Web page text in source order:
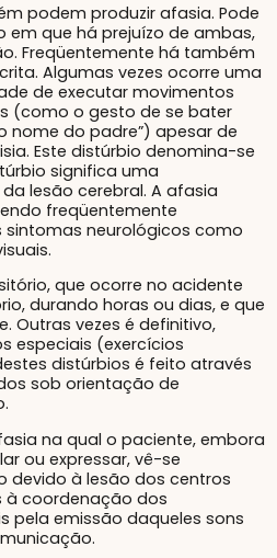
podem produzir afasia. Pode
que há prejuízo de ambas,
Freqüentemente há também
Algumas vezes ocorre uma
de executar movimentos
(como o gesto de se bater
nome do padre”) apesar de
Este distúrbio denomina-se
significa uma
lesão cerebral. A afasia
freqüentemente
neurológicos como
que ocorre no acidente
durando horas ou dias, e que
Outras vezes é definitivo,
especiais (exercícios
distúrbios é feito através
sob orientação de
na qual o paciente, embora
ou expressar, vê-se
devido à lesão dos centros
à coordenação dos
pela emissão daqueles sons